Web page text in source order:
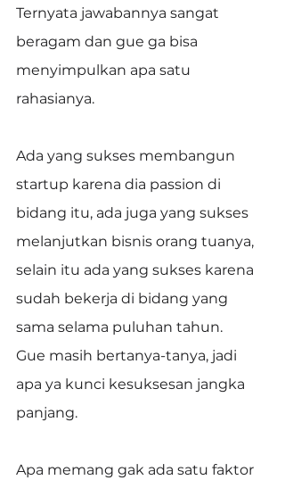
Ternyata jawabannya sangat
beragam dan gue ga bisa
menyimpulkan apa satu
rahasianya.
Ada yang sukses membangun
startup karena dia passion di
bidang itu, ada juga yang sukses
melanjutkan bisnis orang tuanya,
selain itu ada yang sukses karena
sudah bekerja di bidang yang
sama selama puluhan tahun.
Gue masih bertanya-tanya, jadi
apa ya kunci kesuksesan jangka
panjang.
Apa memang gak ada satu faktor